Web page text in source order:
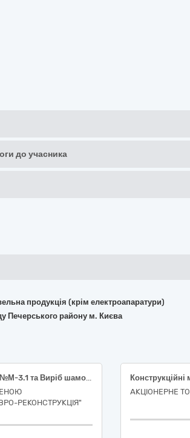
до учасника
продукція (крім електроапаратури)
Печерського району м. Києва
Виріб шамотний ША-І №М-3.1 та Виріб шамотний ША-І №М-247
РЕКОНСТРУКЦІЯ"
АКЦІОНЕРНЕ